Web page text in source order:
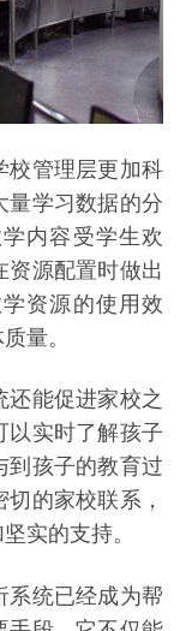
管理层更加科
量学习数据的分
内容受学生欢
资源配置时做出
资源的使用效
量。
能促进家校之
以实时了解孩子
到孩子的教育过
的家校联系，
实的支持。
统已经成为帮